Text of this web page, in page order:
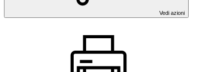
Vedi azioni